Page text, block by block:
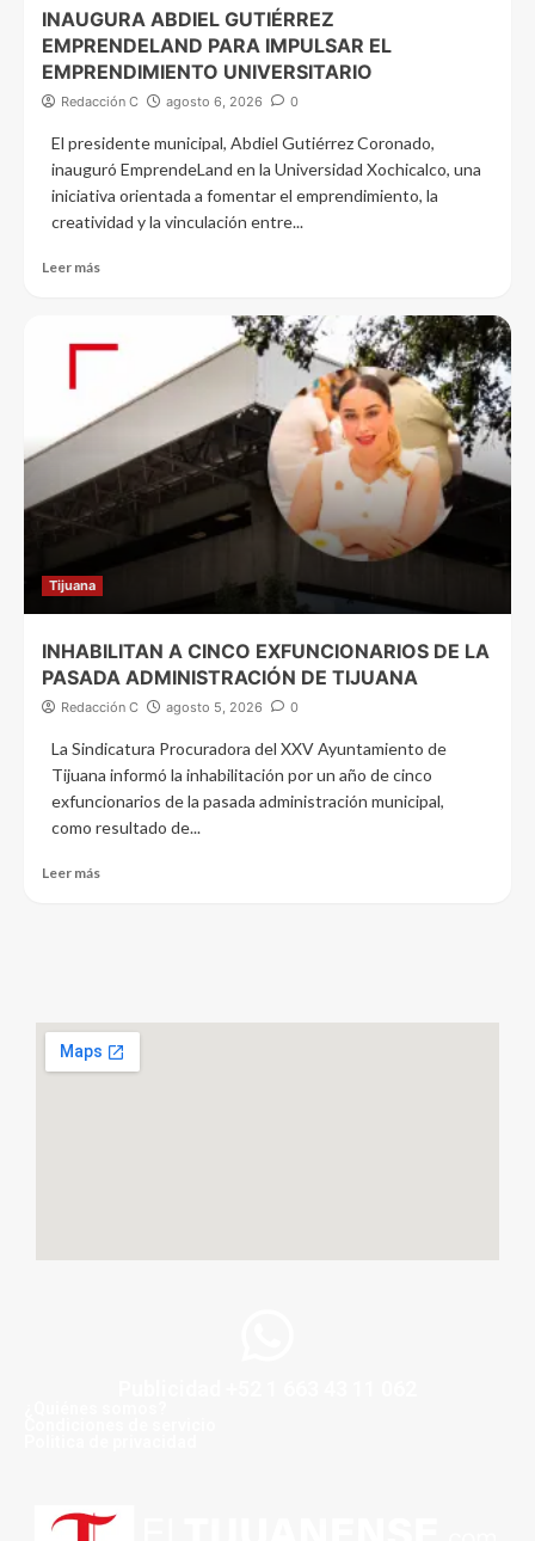
INAUGURA ABDIEL GUTIÉRREZ
EMPRENDELAND PARA IMPULSAR EL
EMPRENDIMIENTO UNIVERSITARIO
Redacción C agosto 6, 2026 0
El presidente municipal, Abdiel Gutiérrez Coronado,
inauguró EmprendeLand en la Universidad Xochicalco, una
iniciativa orientada a fomentar el emprendimiento, la
creatividad y la vinculación entre...
Leer más
Tijuana
INHABILITAN A CINCO EXFUNCIONARIOS DE LA
PASADA ADMINISTRACIÓN DE TIJUANA
Redacción C agosto 5, 2026 0
La Sindicatura Procuradora del XXV Ayuntamiento de
Tijuana informó la inhabilitación por un año de cinco
exfuncionarios de la pasada administración municipal,
como resultado de...
Leer más